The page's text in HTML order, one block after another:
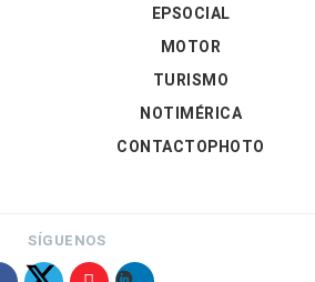
EPSOCIAL
MOTOR
TURISMO
NOTIMÉRICA
CONTACTOPHOTO
SÍGUENOS